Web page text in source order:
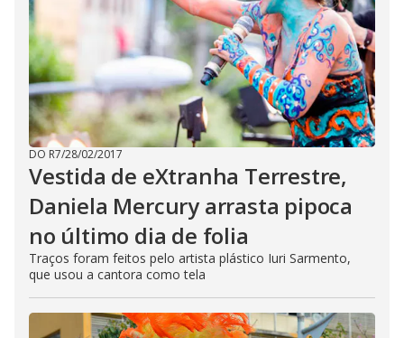
DO R7/28/02/2017
Vestida de eXtranha Terrestre,
Daniela Mercury arrasta pipoca
no último dia de folia
Traços foram feitos pelo artista plástico Iuri Sarmento,
que usou a cantora como tela